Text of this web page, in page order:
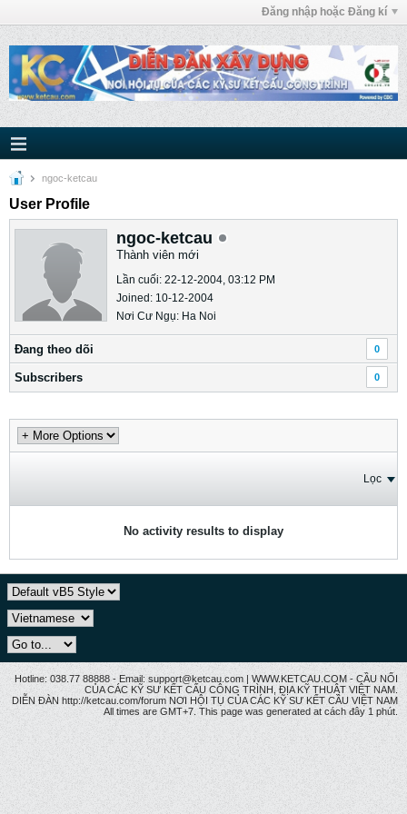
Đăng nhập hoặc Đăng kí
ngoc-ketcau
User Profile
ngoc-ketcau
Thành viên mới
Lần cuối: 22-12-2004, 03:12 PM
Joined: 10-12-2004
Nơi Cư Ngụ: Ha Noi
Ðang theo dõi 0
Subscribers 0
Lọc
No activity results to display
Hotline: 038.77 88888 - Email: support@ketcau.com | WWW.KETCAU.COM - CẦU NỐI
CỦA CÁC KỸ SƯ KẾT CẤU CÔNG TRÌNH, ĐỊA KỸ THUẬT VIỆT NAM.
DIỄN ĐÀN http://ketcau.com/forum NƠI HỘI TỤ CỦA CÁC KỸ SƯ KẾT CÂU VIỆT NAM
All times are GMT+7. This page was generated at cách đây 1 phút.